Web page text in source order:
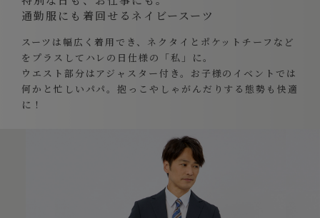
通勤服にも着回せるネイビースーツ
スーツは幅広く着用でき、ネクタイとポケットチーフなど
をプラスしてハレの日仕様の「私」に。
ウエスト部分はアジャスター付き。お子様のイベントでは
何かと忙しいパパ。抱っこやしゃがんだりする態勢も快適
に！